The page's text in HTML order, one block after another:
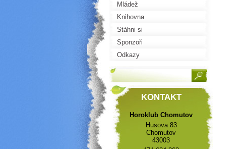
Mládež
Knihovna
Stáhni si
Sponzoři
Odkazy
KONTAKT
Horoklub Chomutov
Husova 83
Chomutov
43003